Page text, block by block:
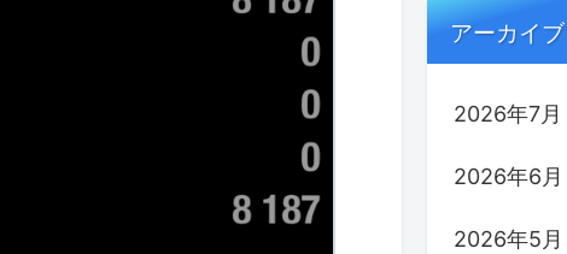
アーカイブ
2026年7月
2026年6月
2026年5月